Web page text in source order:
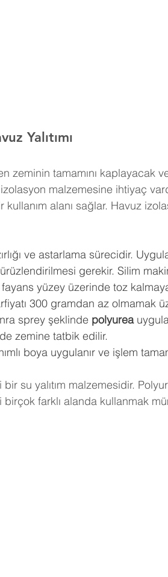
Yalıtımı
zeminin tamamını kaplayacak
malzemesine ihtiyaç
alanı sağlar. Havuz
ve astarlama sürecidir.
gerekir. Silim
yüzey üzerinde toz
300 gramdan az olmamak
sprey şeklinde polyurea
zemine tatbik edilir.
boya uygulanır ve işlem
su yalıtım malzemesidir.
farklı alanda kullanmak